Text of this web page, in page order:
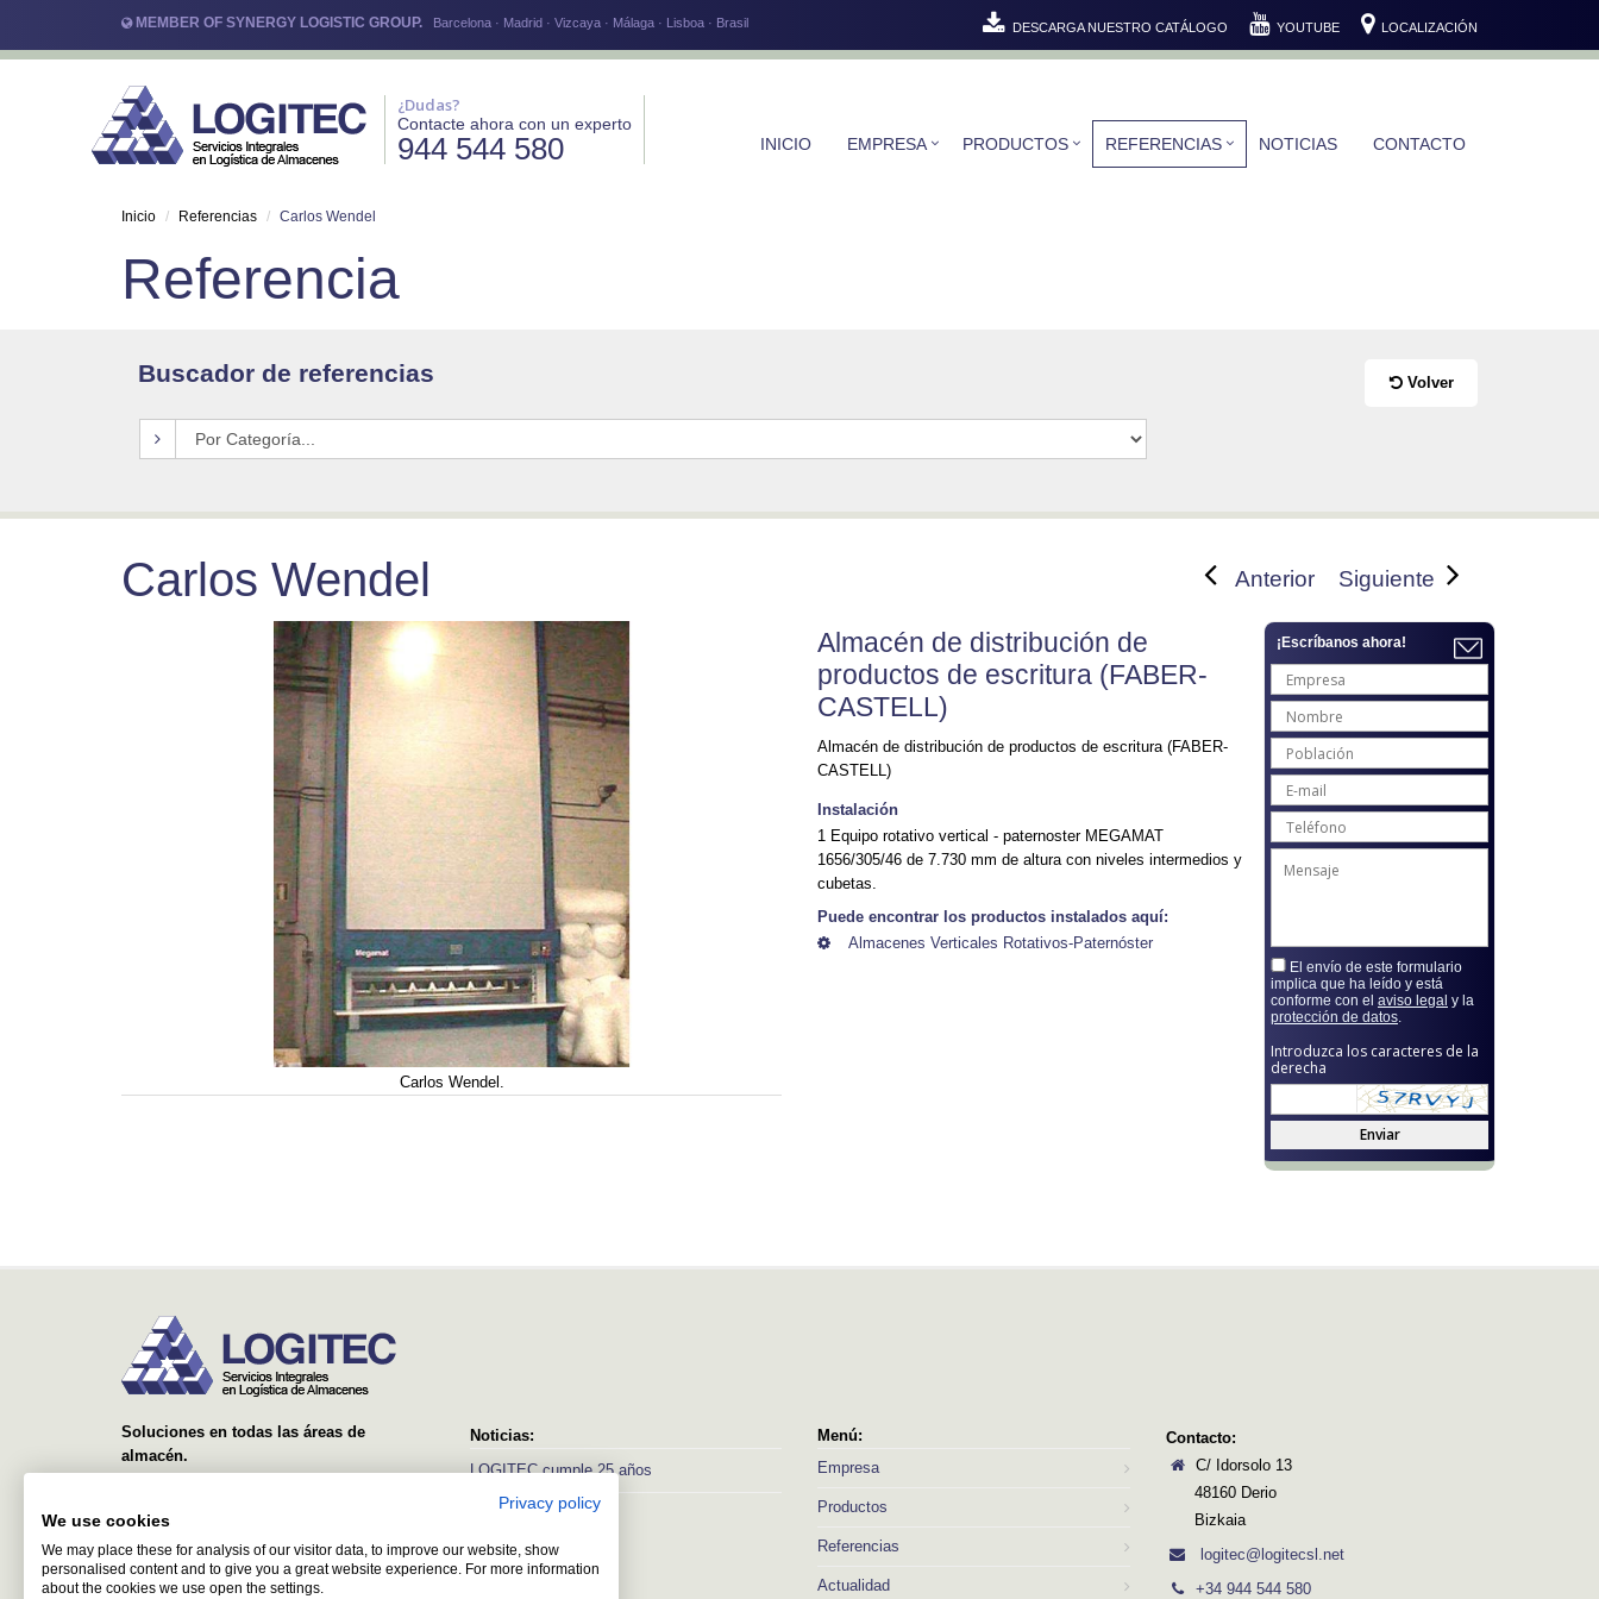
MEMBER OF SYNERGY LOGISTIC GROUP. Barcelona · Madrid · Vizcaya · Málaga · Lisboa · Brasil DESCARGA NUESTRO CATÁLOGO YOUTUBE LOCALIZACIÓN
¿Dudas?
Contacte ahora con un experto
944 544 580 INICIO EMPRESA PRODUCTOS REFERENCIAS NOTICIAS CONTACTO
Inicio Referencias Carlos Wendel
Referencia
Buscador de referencias Volver
Anterior Siguiente
Carlos Wendel
Carlos Wendel.
Almacén de distribución de
productos de escritura (FABER-
CASTELL)
Almacén de distribución de productos de escritura (FABER-
CASTELL)
Instalación
1 Equipo rotativo vertical - paternoster MEGAMAT
1656/305/46 de 7.730 mm de altura con niveles intermedios y
cubetas.
Puede encontrar los productos instalados aquí:
Almacenes Verticales Rotativos-Paternóster
¡Escríbanos ahora!
El envío de este formulario
implica que ha leído y está
conforme con el aviso legal y la
protección de datos.
Introduzca los caracteres de la
derecha
Enviar
Soluciones en todas las áreas de
almacén.
estanterías, hasta sistemas avanzados con
gestión.
Noticias:
LOGITEC cumple 25 años
Ver más
Menú:
Empresa
Productos
Referencias
Actualidad
Contacto:
C/ Idorsolo 13
48160 Derio
Bizkaia
logitec@logitecsl.net
+34 944 544 580
Privacy policy
We use cookies
We may place these for analysis of our visitor data, to improve our website, show
personalised content and to give you a great website experience. For more information
about the cookies we use open the settings.